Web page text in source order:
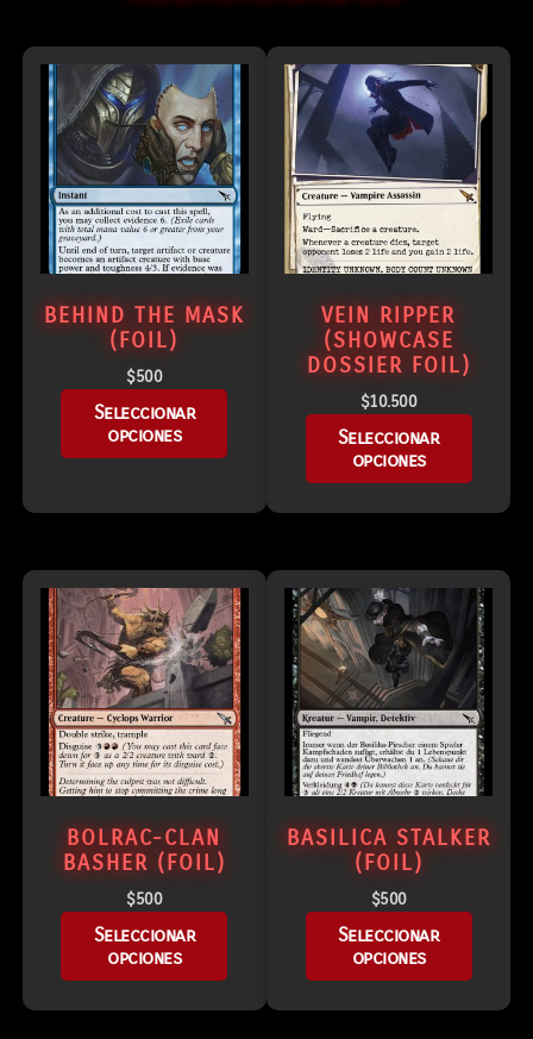
BEHIND THE MASK
(FOIL)
$500
Seleccionar
opciones
VEIN RIPPER
(SHOWCASE
DOSSIER FOIL)
$10.500
Seleccionar
opciones
BOLRAC-CLAN
BASHER (FOIL)
$500
Seleccionar
opciones
BASILICA STALKER
(FOIL)
$500
Seleccionar
opciones